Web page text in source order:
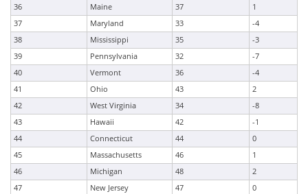
36 Maine 37
1
37
Maryland 33
-4
38
Mississippi 35
-3
39
Pennsylvania 32
-7
40
Vermont 36
-4
41
Ohio 43
2
42
West Virginia 34
-8
43
Hawaii 42
-1
44
Connecticut 44
0
45
Massachusetts 46
1
46
Michigan 48
2
47
New Jersey 47
0